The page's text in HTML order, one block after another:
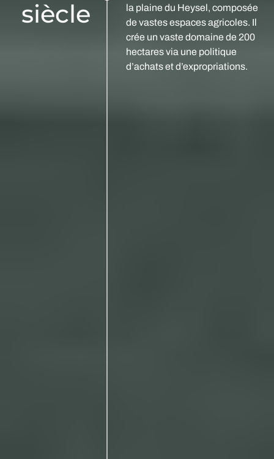
siècle
la plaine du Heysel, composée
de vastes espaces agricoles. Il
crée un vaste domaine de 200
hectares via une politique
d’achats et d’expropriations.